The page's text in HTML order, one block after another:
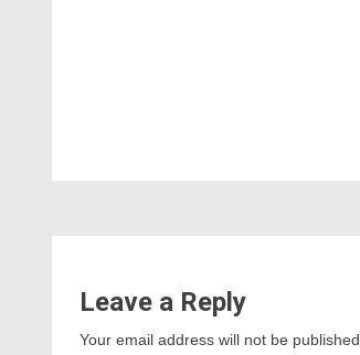
Leave a Reply
Your email address will not be published.